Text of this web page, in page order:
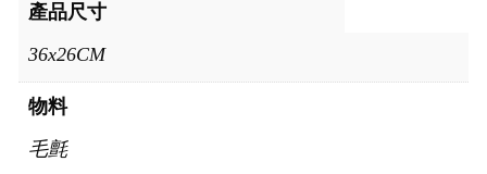
產品尺寸
36x26CM
物料
毛氈